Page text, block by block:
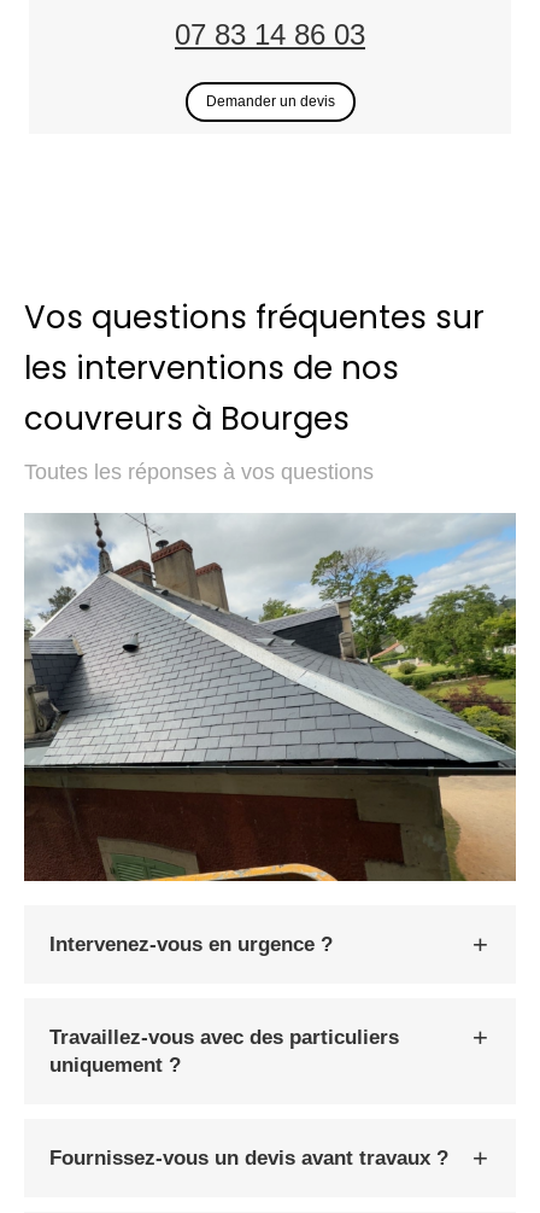
07 83 14 86 03
Demander un devis
Vos questions fréquentes sur
les interventions de nos
couvreurs à Bourges
Toutes les réponses à vos questions
Intervenez-vous en urgence ?
Travaillez-vous avec des particuliers
uniquement ?
Fournissez-vous un devis avant travaux ?